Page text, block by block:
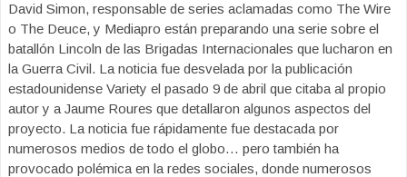
David Simon, responsable de series aclamadas como The Wire
o The Deuce, y Mediapro están preparando una serie sobre el
batallón Lincoln de las Brigadas Internacionales que lucharon en
la Guerra Civil. La noticia fue desvelada por la publicación
estadounidense Variety el pasado 9 de abril que citaba al propio
autor y a Jaume Roures que detallaron algunos aspectos del
proyecto. La noticia fue rápidamente fue destacada por
numerosos medios de todo el globo… pero también ha
provocado polémica en la redes sociales, donde numerosos